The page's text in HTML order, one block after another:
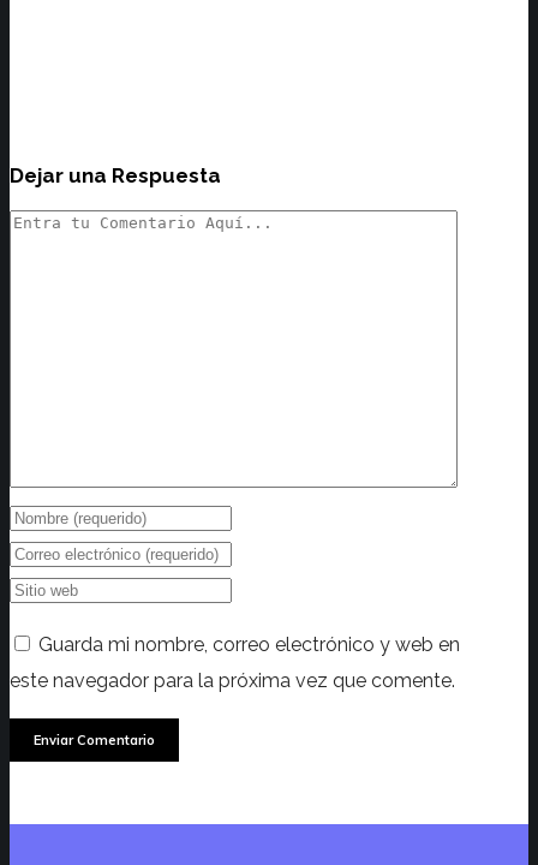
Dejar una Respuesta
Guarda mi nombre, correo electrónico y web en
este navegador para la próxima vez que comente.